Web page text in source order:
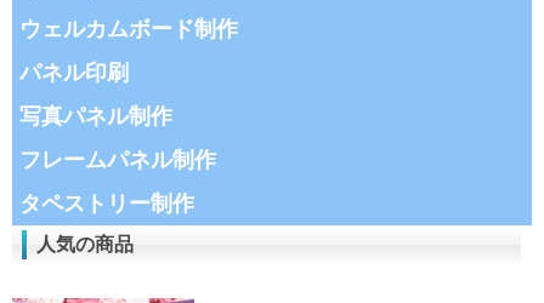
ウェルカムボード制作
パネル印刷
写真パネル制作
フレームパネル制作
タペストリー制作
人気の商品